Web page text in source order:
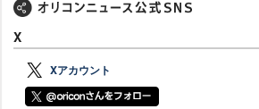
X
Xアカウント